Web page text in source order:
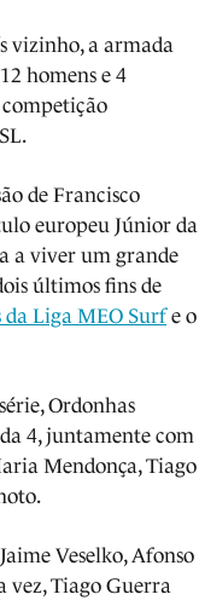
vizinho, a armada
homens e 4
competição
de Francisco
europeu Júnior da
a viver um grande
últimos fins de
da Liga MEO Surfe o
Ordonhas
4, juntamente com
Mendonça, Tiago
Veselko, Afonso
vez, Tiago Guerra